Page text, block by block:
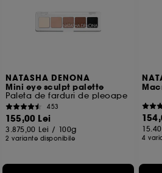
NATASHA DENONA
Mini eye sculpt palette
Paleta de farduri de pleoape
453
155,00 Lei
3.875,00 Lei / 100g
2 variante disponibile 4